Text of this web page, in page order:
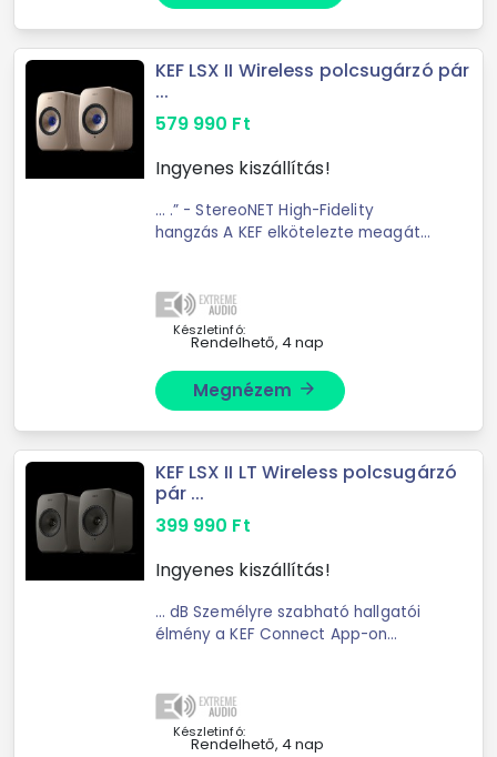
KEF LSX II Wireless polcsugárzó pár
...
579 990 Ft
Ingyenes kiszállítás!
... .” - StereoNET High-Fidelity
hangzás A KEF elkötelezte meagát
KEF jellegzetes hangjának építőköve.
Az LSX II- ...
Készletinfó:
Rendelhető, 4 nap
Megnézem arrow_forward
KEF LSX II LT Wireless polcsugárzó
pár ...
399 990 Ft
Ingyenes kiszállítás!
... dB Személyre szabható hallgatói
élmény a KEF Connect App-on
a KEF mélynyomó
csatlakoztatásához. Ugyanaz a
zene, ...
Készletinfó:
Rendelhető, 4 nap